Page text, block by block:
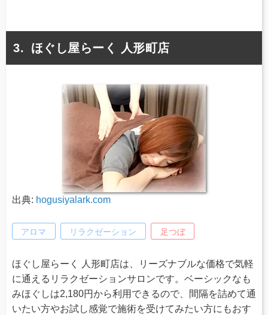
ほぐし屋らーく 人形町店
出典: hogusiyalark.com
アロマ リラクゼーション 足つぼ
ほぐし屋らーく 人形町店は、リーズナブルな価格で気軽
に通えるリラクゼーションサロンです。ベーシックなも
みほぐしは2,180円から利用できるので、間隔を詰めて通
いたい方やお試し感覚で施術を受けてみたい方にもおす